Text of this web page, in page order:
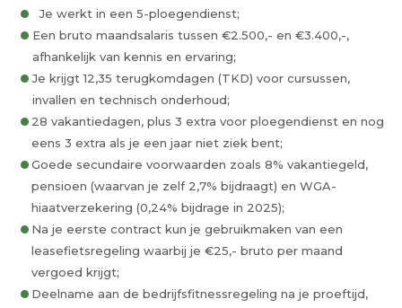
Je werkt in een 5-ploegendienst;
Een bruto maandsalaris tussen €2.500,- en €3.400,-,
afhankelijk van kennis en ervaring;
Je krijgt 12,35 terugkomdagen (TKD) voor cursussen,
invallen en technisch onderhoud;
28 vakantiedagen, plus 3 extra voor ploegendienst en nog
eens 3 extra als je een jaar niet ziek bent;
Goede secundaire voorwaarden zoals 8% vakantiegeld,
pensioen (waarvan je zelf 2,7% bijdraagt) en WGA-
hiaatverzekering (0,24% bijdrage in 2025);
Na je eerste contract kun je gebruikmaken van een
leasefietsregeling waarbij je €25,- bruto per maand
vergoed krijgt;
Deelname aan de bedrijfsfitnessregeling na je proeftijd,